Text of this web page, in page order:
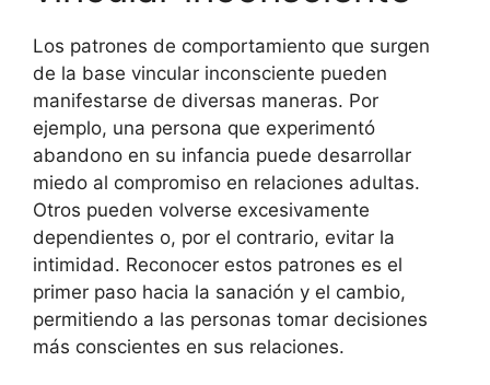
Los patrones de comportamiento que surgen
de la base vincular inconsciente pueden
manifestarse de diversas maneras. Por
ejemplo, una persona que experimentó
abandono en su infancia puede desarrollar
miedo al compromiso en relaciones adultas.
Otros pueden volverse excesivamente
dependientes o, por el contrario, evitar la
intimidad. Reconocer estos patrones es el
primer paso hacia la sanación y el cambio,
permitiendo a las personas tomar decisiones
más conscientes en sus relaciones.